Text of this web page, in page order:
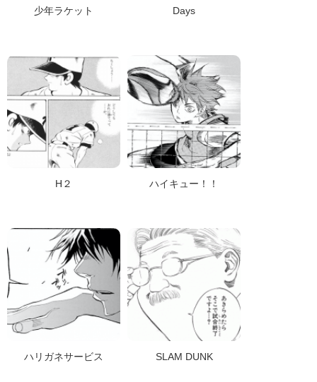
少年ラケット Days
H２ ハイキュー！！
ハリガネサービス SLAM DUNK